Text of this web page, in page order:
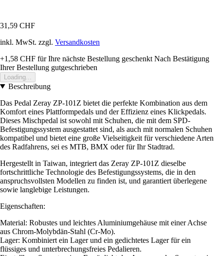
31,59 CHF
inkl. MwSt. zzgl. Versandkosten
+1,58 CHF für Ihre nächste Bestellung geschenkt Nach Bestätigung
Ihrer Bestellung gutgeschrieben
Loading...
Beschreibung
Das Pedal Zeray ZP-101Z bietet die perfekte Kombination aus dem
Komfort eines Plattformpedals und der Effizienz eines Klickpedals.
Dieses Mischpedal ist sowohl mit Schuhen, die mit dem SPD-
Befestigungssystem ausgestattet sind, als auch mit normalen Schuhen
kompatibel und bietet eine große Vielseitigkeit für verschiedene Arten
des Radfahrens, sei es MTB, BMX oder für Ihr Stadtrad.
Hergestellt in Taiwan, integriert das Zeray ZP-101Z dieselbe
fortschrittliche Technologie des Befestigungssystems, die in den
anspruchsvollsten Modellen zu finden ist, und garantiert überlegene
sowie langlebige Leistungen.
Eigenschaften:
Material: Robustes und leichtes Aluminiumgehäuse mit einer Achse
aus Chrom-Molybdän-Stahl (Cr-Mo).
Lager: Kombiniert ein Lager und ein gedichtetes Lager für ein
flüssiges und unterbrechungsfreies Pedalieren.